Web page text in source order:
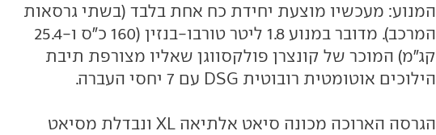
המנוע: מעכשיו מוצעת יחידת כח אחת בלבד (בשתי גרסאות
המרכב). מדובר במנוע 1.8 ליטר טורבו-בנזין (160 כ"ס ו-25.4
קג"מ) המוכר של קונצרן פולקסווגן שאליו מצורפת תיבת
הילוכים אוטומטית רובוטית DSG עם 7 יחסי העברה.
הגרסה הארוכה מכונה סיאט אלתיאה XL ונבדלת מסיאט